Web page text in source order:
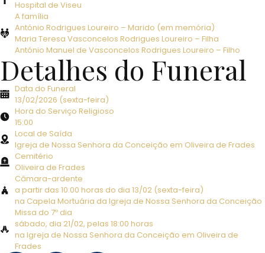
Hospital de Viseu
A família
António Rodrigues Loureiro – Marido (em memória)
Maria Teresa Vasconcelos Rodrigues Loureiro – Filha
António Manuel de Vasconcelos Rodrigues Loureiro – Filho
Detalhes do Funeral
Data do Funeral
13/02/2026 (sexta-feira)
Hora do Serviço Religioso
15:00
Local de Saída
Igreja de Nossa Senhora da Conceição em Oliveira de Frades
Cemitério
Oliveira de Frades
Câmara-ardente
a partir das 10:00 horas do dia 13/02 (sexta-feira)
na Capela Mortuária da Igreja de Nossa Senhora da Conceição
Missa do 7º dia
sábado, dia 21/02, pelas 18:00 horas
na Igreja de Nossa Senhora da Conceição em Oliveira de
Frades